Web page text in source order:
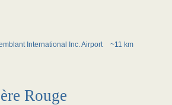
International Inc. Airport ~11 km
Rouge